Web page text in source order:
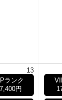
13
ランク
円